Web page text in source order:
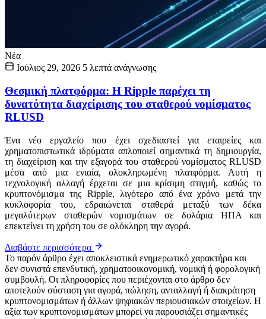
Νέα
Ιούλιος 29, 2026 5 λεπτά ανάγνωσης
Θεσμική πλατφόρμα: Η Ripple παρέχει τη
δυνατότητα διαχείρισης του σταθερού νομίσματος
RLUSD
Ένα νέο εργαλείο που έχει σχεδιαστεί για εταιρείες και
χρηματοπιστωτικά ιδρύματα απλοποιεί σημαντικά τη δημιουργία,
τη διαχείριση και την εξαγορά του σταθερού νομίσματος RLUSD
μέσα από μια ενιαία, ολοκληρωμένη πλατφόρμα. Αυτή η
τεχνολογική αλλαγή έρχεται σε μια κρίσιμη στιγμή, καθώς το
κρυπτονόμισμα της Ripple, λιγότερο από ένα χρόνο μετά την
κυκλοφορία του, εδραιώνεται σταθερά μεταξύ των δέκα
μεγαλύτερων σταθερών νομισμάτων σε δολάρια ΗΠΑ και
επεκτείνει τη χρήση του σε ολόκληρη την αγορά.
Διαβάστε περισσότερα
Το παρόν άρθρο έχει αποκλειστικά ενημερωτικό χαρακτήρα και
δεν συνιστά επενδυτική, χρηματοοικονομική, νομική ή φορολογική
συμβουλή. Οι πληροφορίες που περιέχονται στο άρθρο δεν
αποτελούν σύσταση για αγορά, πώληση, ανταλλαγή ή διακράτηση
κρυπτονομισμάτων ή άλλων ψηφιακών περιουσιακών στοιχείων. Η
αξία των κρυπτονομισμάτων μπορεί να παρουσιάζει σημαντικές